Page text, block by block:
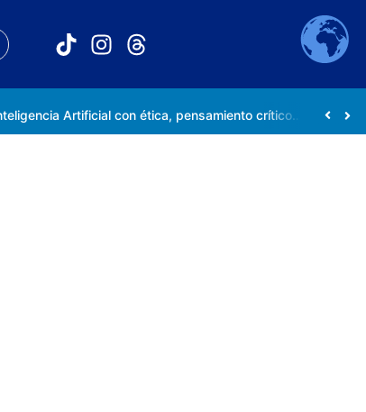
Inteligencia Artificial con ética, pensamiento crítico y compromiso social